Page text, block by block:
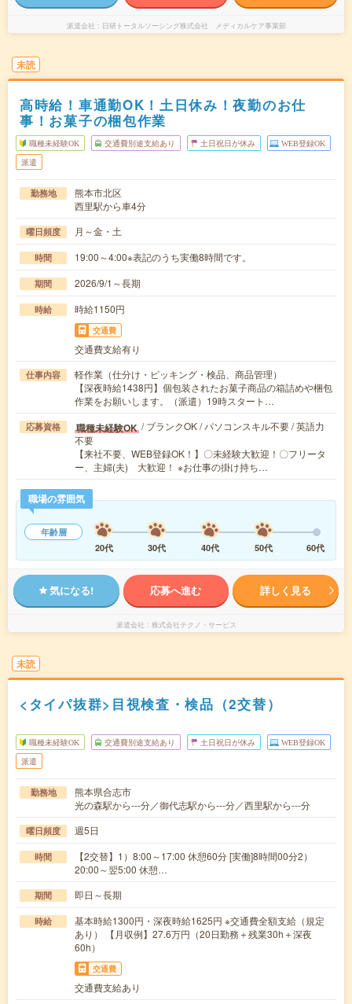
派遣会社 日研トータルソーシング株式会社 メディカルケア事業部
未読
高時給！車通勤OK！土日休み！夜勤のお仕
事！お菓子の梱包作業
職種未経験OK 交通費別途支給あり 土日祝日が休み WEB登録OK
派遣
勤務地
熊本市北区
西里駅から車4分
曜日頻度 月～金・土
時間 19:00～4:00※表記のうち実働8時間です。
期間 2026/9/1～長期
時給 時給1150円
交通費
交通費支給有り
仕事内容
軽作業（仕分け・ピッキング・検品、商品管理）
【深夜時給1438円】個包装されたお菓子商品の箱詰めや梱包
作業をお願いします。（派遣）19時スタート…
応募資格 職種未経験OK / ブランクOK / パソコンスキル不要 / 英語力
不要
【来社不要、WEB登録OK！】〇未経験大歓迎！〇フリータ
ー、主婦(夫) 大歓迎！ ※お仕事の掛け持ち…
職場の雰囲気
年齢層
20代
30代 40代 50代 60代
気になる! 応募へ進む 詳しく見る
派遣会社 株式会社テクノ・サービス
未読
<タイパ抜群>目視検査・検品（2交替）
職種未経験OK 交通費別途支給あり 土日祝日が休み WEB登録OK
派遣
勤務地
熊本県合志市
光の森駅から---分／御代志駅から---分／西里駅から---分
曜日頻度 週5日
時間
【2交替】1）8:00～17:00 休憩60分 [実働]8時間00分2）
20:00～翌5:00 休憩…
期間 即日～長期
時給
基本時給1300円・深夜時給1625円 ※交通費全額支給（規定
あり） 【月収例】27.6万円（20日勤務＋残業30h＋深夜
60h）
交通費
交通費支給あり